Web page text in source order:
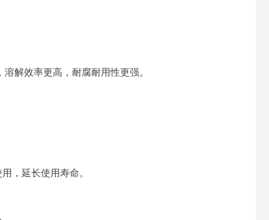
解效率更高，耐腐耐用性更强。
，延长使用寿命。